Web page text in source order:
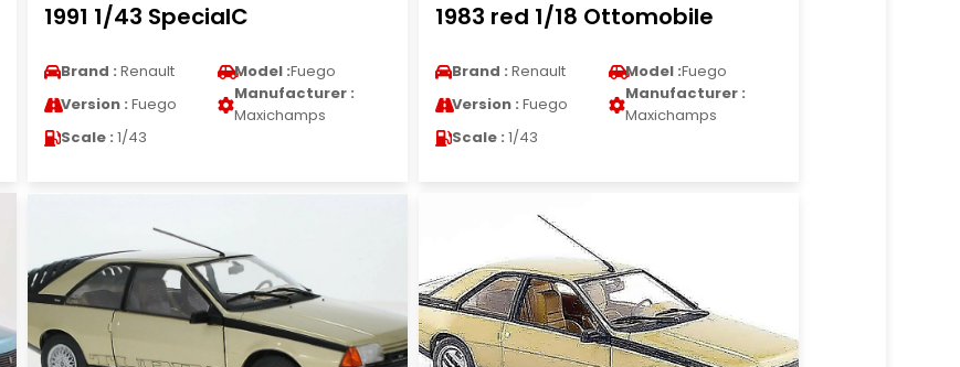
1991 1/43 SpecialC
Brand : Renault Model :Fuego
Version : Fuego
Manufacturer :
Maxichamps
Scale : 1/43
1983 red 1/18 Ottomobile
Brand : Renault Model :Fuego
Version : Fuego
Manufacturer :
Maxichamps
Scale : 1/43